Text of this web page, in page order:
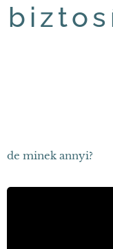
de minek annyi?